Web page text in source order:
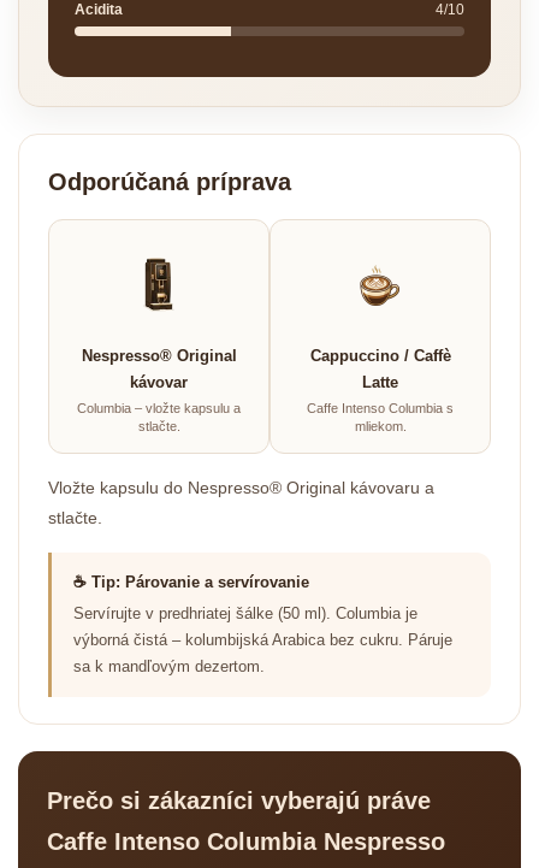
Acidita 4/10
Odporúčaná príprava
Nespresso® Original
kávovar
Columbia – vložte kapsulu a
stlačte.
Cappuccino / Caffè
Latte
Caffe Intenso Columbia s
mliekom.
Vložte kapsulu do Nespresso® Original kávovaru a
stlačte.
☕ Tip: Párovanie a servírovanie
Servírujte v predhriatej šálke (50 ml). Columbia je
výborná čistá – kolumbijská Arabica bez cukru. Páruje
sa k mandľovým dezertom.
Prečo si zákazníci vyberajú práve
Caffe Intenso Columbia Nespresso